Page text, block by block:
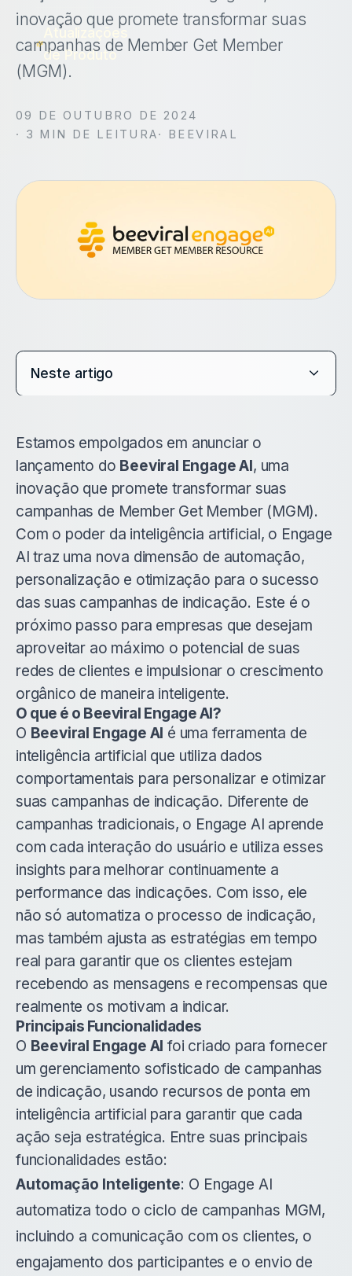
Atualizações
de Produto
inovação que promete transformar suas
campanhas de Member Get Member
(MGM).
09 DE OUTUBRO DE 2024
· 3 MIN DE LEITURA· BEEVIRAL
Neste artigo
Estamos empolgados em anunciar o
lançamento do Beeviral Engage AI, uma
inovação que promete transformar suas
campanhas de Member Get Member (MGM).
Com o poder da inteligência artificial, o Engage
AI traz uma nova dimensão de automação,
personalização e otimização para o sucesso
das suas campanhas de indicação. Este é o
próximo passo para empresas que desejam
aproveitar ao máximo o potencial de suas
redes de clientes e impulsionar o crescimento
orgânico de maneira inteligente.
O que é o Beeviral Engage AI?
O Beeviral Engage AI é uma ferramenta de
inteligência artificial que utiliza dados
comportamentais para personalizar e otimizar
suas campanhas de indicação. Diferente de
campanhas tradicionais, o Engage AI aprende
com cada interação do usuário e utiliza esses
insights para melhorar continuamente a
performance das indicações. Com isso, ele
não só automatiza o processo de indicação,
mas também ajusta as estratégias em tempo
real para garantir que os clientes estejam
recebendo as mensagens e recompensas que
realmente os motivam a indicar.
Principais Funcionalidades
O Beeviral Engage AI foi criado para fornecer
um gerenciamento sofisticado de campanhas
de indicação, usando recursos de ponta em
inteligência artificial para garantir que cada
ação seja estratégica. Entre suas principais
funcionalidades estão:
Automação Inteligente: O Engage AI
automatiza todo o ciclo de campanhas MGM,
incluindo a comunicação com os clientes, o
engajamento dos participantes e o envio de